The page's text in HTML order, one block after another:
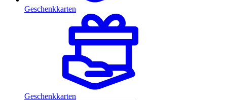
Geschenkkarten
Geschenkkarten